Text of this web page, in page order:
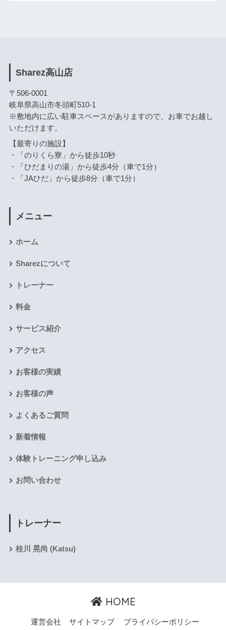
Sharez高山店
〒506-0001
岐阜県高山市冬頭町510-1
※敷地内に広い駐車スペースがありますので、お車でお越し
いただけます。
【最寄りの施設】
・「のりくら寮」から徒歩10秒
・「ひだまりの湯」から徒歩4分（車で1分）
・「JAひだ」から徒歩8分（車で1分）
メニュー
ホーム
Sharezについて
トレーナー
料金
サービス紹介
アクセス
お客様の実績
お客様の声
よくあるご質問
新着情報
体験トレーニング申し込み
お問い合わせ
トレーナー
桂川 晃尚 (Katsu)
HOME
運営会社 サイトマップ プライバシーポリシー